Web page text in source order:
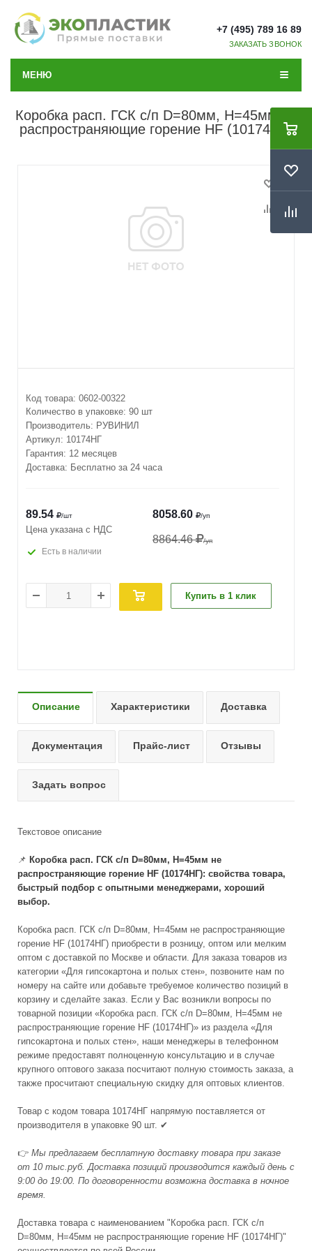
+7 (495) 789 16 89
ЗАКАЗАТЬ ЗВОНОК
МЕНЮ
Коробка расп. ГСК с/п D=80мм, Н=45мм не
распространяющие горение HF (10174НГ)
Код товара: 0602-00322
Количество в упаковке: 90 шт
Производитель: РУВИНИЛ
Артикул: 10174НГ
Гарантия: 12 месяцев
Доставка: Бесплатно за 24 часа
8058.60 /уп
8864.46 /уп
89.54 /шт
Цена указана с НДС
Есть в наличии
Купить в 1 клик
Описание Характеристики Доставка
Документация Прайс-лист Отзывы
Задать вопрос
Текстовое описание
📌 Коробка расп. ГСК с/п D=80мм, Н=45мм не
распространяющие горение HF (10174НГ): свойства товара,
быстрый подбор с опытными менеджерами, хороший
выбор.
Коробка расп. ГСК с/п D=80мм, Н=45мм не распространяющие
горение HF (10174НГ) приобрести в розницу, оптом или мелким
оптом с доставкой по Москве и области. Для заказа товаров из
категории «Для гипсокартона и полых стен», позвоните нам по
номеру на сайте или добавьте требуемое количество позиций в
корзину и сделайте заказ. Если у Вас возникли вопросы по
товарной позиции «Коробка расп. ГСК с/п D=80мм, Н=45мм не
распространяющие горение HF (10174НГ)» из раздела «Для
гипсокартона и полых стен», наши менеджеры в телефонном
режиме предоставят полноценную консультацию и в случае
крупного оптового заказа посчитают полную стоимость заказа, а
также просчитают специальную скидку для оптовых клиентов.
Товар с кодом товара 10174НГ напрямую поставляется от
производителя в упаковке 90 шт. ✔
👉 Мы предлагаем бесплатную доставку товара при заказе
от 10 тыс.руб. Доставка позиций производится каждый день с
9:00 до 19:00. По договоренности возможна доставка в ночное
время.
Доставка товара с наименованием "Коробка расп. ГСК с/п
D=80мм, Н=45мм не распространяющие горение HF (10174НГ)"